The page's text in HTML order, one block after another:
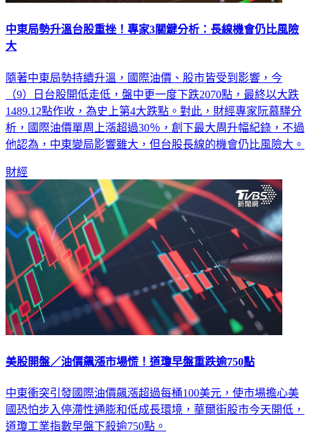
中東局勢升溫台股重挫！專家3關鍵分析：長線機會仍比風險
大
隨著中東局勢持續升溫，國際油價、股市皆受到影響，今
（9）日台股開低走低，盤中更一度下跌2070點，最終以大跌
1489.12點作收，為史上第4大跌點。對此，財經專家阮慕驊分
析，國際油價單周上漲超過30％，創下最大周升幅紀錄，不過
他認為，中東變局影響雖大，但台股長線的機會仍比風險大。
財經
美股開盤／油價飆漲市場慌！道瓊早盤重跌逾750點
中東衝突引發國際油價飆漲超過每桶100美元，使市場擔心美
國恐怕步入停滯性通膨和低成長環境，華爾街股市今天開低，
道瓊工業指數早盤下殺逾750點。